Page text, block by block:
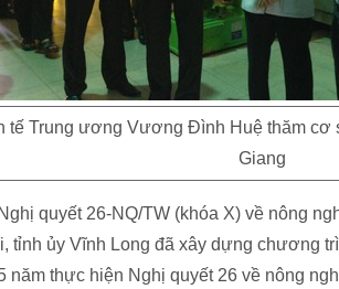
tế Trung ương Vương Đình Huệ thăm cơ
Giang
quyết 26-NQ/TW (khóa X) về nông
tỉnh ủy Vĩnh Long đã xây dựng chương
năm thực hiện Nghị quyết 26 về nông